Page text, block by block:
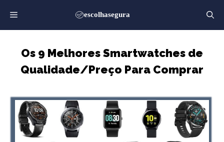
para
o
Os 9 Melhores Smartwatches de
Qualidade/Preço Para Comprar